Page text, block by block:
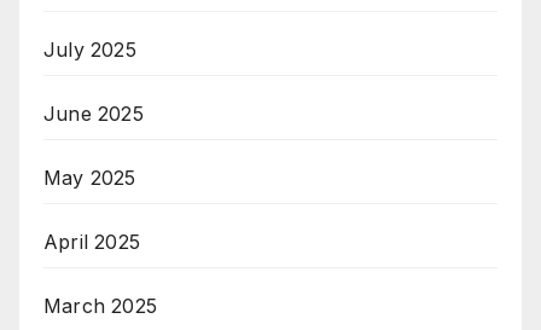
July 2025
June 2025
May 2025
April 2025
March 2025